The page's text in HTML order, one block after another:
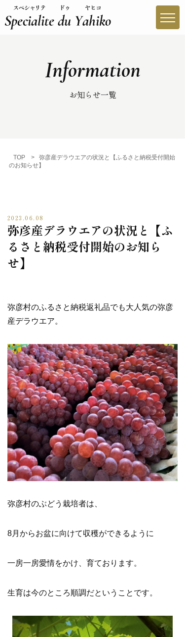
やひこブランドとは
やひこブランド一覧
買う
お知らせ
Information
お知らせ一覧
TOP >
弥彦産デラウエアの状況と【ふるさと納税受付開始
のお知らせ】
2023.06.08
弥彦産デラウエアの状況と【ふ
るさと納税受付開始のお知ら
せ】
弥彦村のふるさと納税返礼品でも大人気の弥彦
産デラウエア。
弥彦村のぶどう栽培者は、
8月からお盆に向けて収穫ができるように
一房一房愛情をかけ、育ております。
生育は今のところ順調だということです。